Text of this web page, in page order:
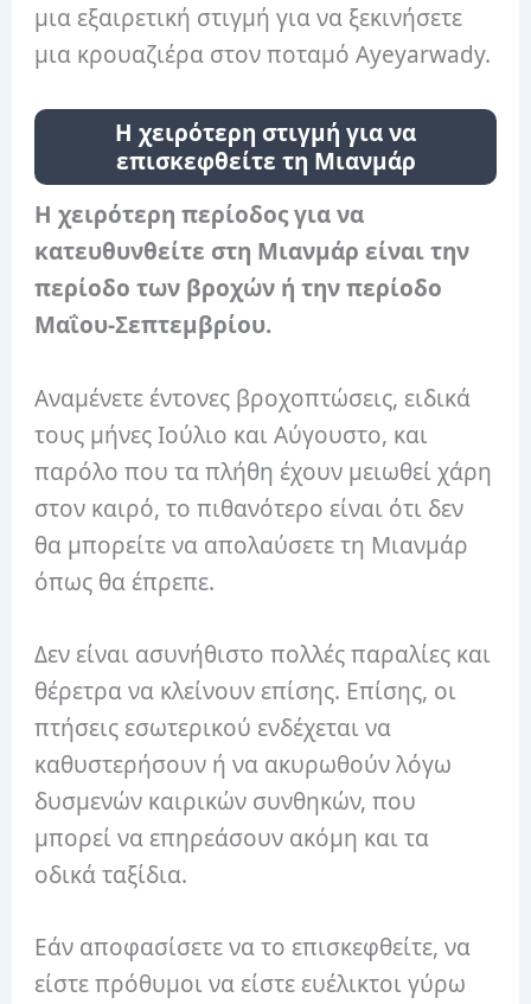
μια εξαιρετική στιγμή για να ξεκινήσετε
μια κρουαζιέρα στον ποταμό Ayeyarwady.
Η χειρότερη στιγμή για να
επισκεφθείτε τη Μιανμάρ
Η χειρότερη περίοδος για να
κατευθυνθείτε στη Μιανμάρ είναι την
περίοδο των βροχών ή την περίοδο
Μαΐου-Σεπτεμβρίου.
Αναμένετε έντονες βροχοπτώσεις, ειδικά
τους μήνες Ιούλιο και Αύγουστο, και
παρόλο που τα πλήθη έχουν μειωθεί χάρη
στον καιρό, το πιθανότερο είναι ότι δεν
θα μπορείτε να απολαύσετε τη Μιανμάρ
όπως θα έπρεπε.
Δεν είναι ασυνήθιστο πολλές παραλίες και
θέρετρα να κλείνουν επίσης. Επίσης, οι
πτήσεις εσωτερικού ενδέχεται να
καθυστερήσουν ή να ακυρωθούν λόγω
δυσμενών καιρικών συνθηκών, που
μπορεί να επηρεάσουν ακόμη και τα
οδικά ταξίδια.
Εάν αποφασίσετε να το επισκεφθείτε, να
είστε πρόθυμοι να είστε ευέλικτοι γύρω